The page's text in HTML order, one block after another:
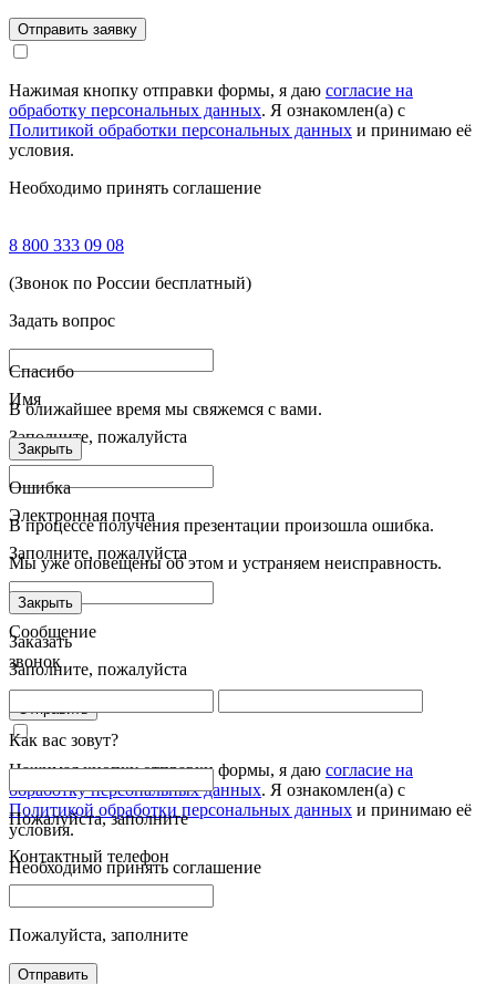
Отправить заявку
Нажимая кнопку отправки формы, я даю согласие на
обработку персональных данных. Я ознакомлен(а) с
Политикой обработки персональных данных и принимаю её
условия.
Необходимо принять соглашение
8 800 333 09 08
(Звонок по России бесплатный)
Задать вопрос
Имя
Заполните, пожалуйста
Электронная почта
Заполните, пожалуйста
Сообщение
Заполните, пожалуйста
Отправить
Нажимая кнопку отправки формы, я даю согласие на
обработку персональных данных. Я ознакомлен(а) с
Политикой обработки персональных данных и принимаю её
условия.
Необходимо принять соглашение
Спасибо
В ближайшее время мы свяжемся с вами.
Закрыть
Ошибка
В процессе получения презентации произошла ошибка.
Мы уже оповещены об этом и устраняем неисправность.
Закрыть
Заказать
звонок
Как вас зовут?
Пожалуйста, заполните
Контактный телефон
Пожалуйста, заполните
Отправить